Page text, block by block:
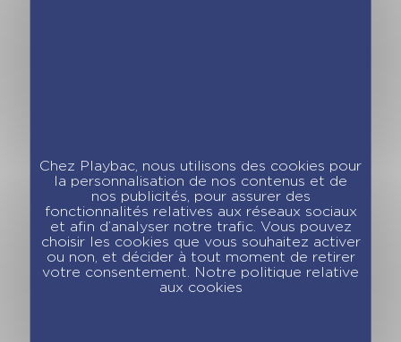
Une, deux, trois
Sorcières d’enfer –
Tromosh Academy
Une, deux, trois
Sorcières d’enfer –
Allô Halloween ! –
Chez Playbac, nous utilisons des cookies pour
la personnalisation de nos contenus et de
nos publicités, pour assurer des
fonctionnalités relatives aux réseaux sociaux
et afin d’analyser notre trafic. Vous pouvez
choisir les cookies que vous souhaitez activer
ou non, et décider à tout moment de retirer
votre consentement. Notre politique relative
aux cookies